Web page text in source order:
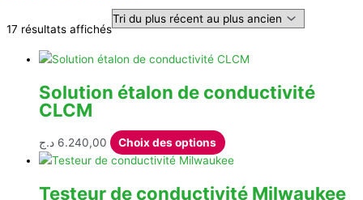
17 résultats affichésTrié
plus
récent
au
ancien
Solution étalon de conductivité
CLCM
6.240,00 د.ج Choix des options Ce
produit
plusieurs
Testeur de conductivité Milwaukee